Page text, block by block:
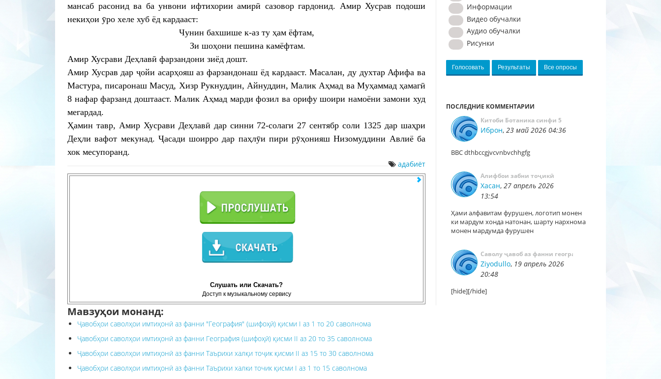
мансаб расонид ва ба унвони ифтихории амирӣ сазовор гардонид. Амир Хусрав подоши
некиҳои ӯро хеле хуб ёд кардааст:
Чунин бахшише к-аз ту ҳам ёфтам,
Зи шоҳони пешина камёфтам.
Амир Хусрави Деҳлавӣ фарзандони зиёд дошт.
Амир Хусрав дар ҷойи асарҳояш аз фарзандонаш ёд кардааст. Масалан, ду духтар Афифа ва
Мастура, писаронаш Масуд, Хизр Рукнуддин, Айнуддин, Малик Аҳмад ва Муҳаммад ҳамагӣ
8 нафар фарзанд доштааст. Малик Аҳмад марди фозил ва орифу шоири намоёни замони худ
мегардад.
Ҳамин тавр, Амир Хусрави Деҳлавӣ дар синни 72-солаги 27 сентябр соли 1325 дар шаҳри
Деҳли вафот мекунад. Ҷасади шоирро дар паҳлӯи пири рӯҳонияш Низомуддини Авлиё ба
хок месупоранд.
адабиёт
Слушать или Скачать?
Доступ к музыкальному сервису
Мавзуҳои монанд:
Ҷавобҳои саволҳои имтиҳонӣ аз фанни "География" (шифоҳӣ) қисми I аз 1 то 20 саволнома
Ҷавобҳои саволҳои имтиҳонӣ аз фанни География (шифоҳӣ) қисми II аз 20 то 35 саволнома
Ҷавобҳои саволҳои имтиҳонӣ аз фанни Таърихи халқи тоҷик қисми II аз 15 то 30 саволнома
Ҷавобҳои саволҳои имтиҳонӣ аз фанни Таърихи халки точик қисми I аз 1 то 15 саволнома
Информации
Видео обучалки
Аудио обучалки
Рисунки
Голосовать Результаты Все опросы
ПОСЛЕДНИЕ КОММЕНТАРИИ
Китоби Ботаника синфи 5
Иброн, 23 май 2026 04:36
BBC dthbccgjvcvnbvchhgfg
Алифбои забни тоҷикӣ
Хасан, 27 апрель 2026
13:54
Ҳами алфавитам фурушен, логотип монен
ки мардум хонда натонан, шарту нархнома
монен мардумда фурушен
Cаволу ҷавоб аз фанни география
Ziyodullo, 19 апрель 2026
20:48
[hide][/hide]